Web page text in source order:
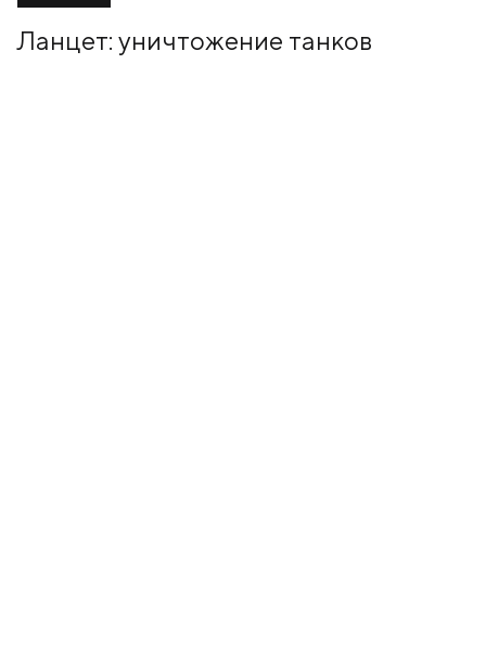
Ланцет: уничтожение танков